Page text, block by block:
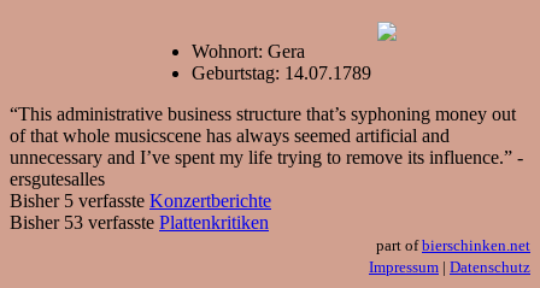
Wohnort: Gera
Geburtstag: 14.07.1789
“This administrative business structure that’s syphoning money out
of that whole musicscene has always seemed artificial and
unnecessary and I’ve spent my life trying to remove its influence.” -
ersgutesalles
Bisher 5 verfasste Konzertberichte
Bisher 53 verfasste Plattenkritiken
part ofbierschinken.net
Impressum | Datenschutz